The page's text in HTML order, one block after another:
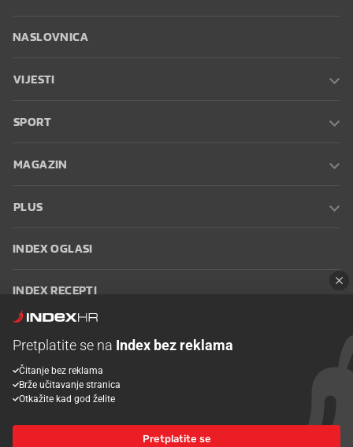
NASLOVNICA
VIJESTI
SPORT
MAGAZIN
PLUS
INDEX OGLASI
INDEX RECEPTI
Oglašavanje Zaposli se na Indexu
korištenja
Postavke kolačića
Pretplatite se na Index bez reklama
Čitanje bez reklama
Brže učitavanje stranica
Otkažite kad god želite
Pretplatite se